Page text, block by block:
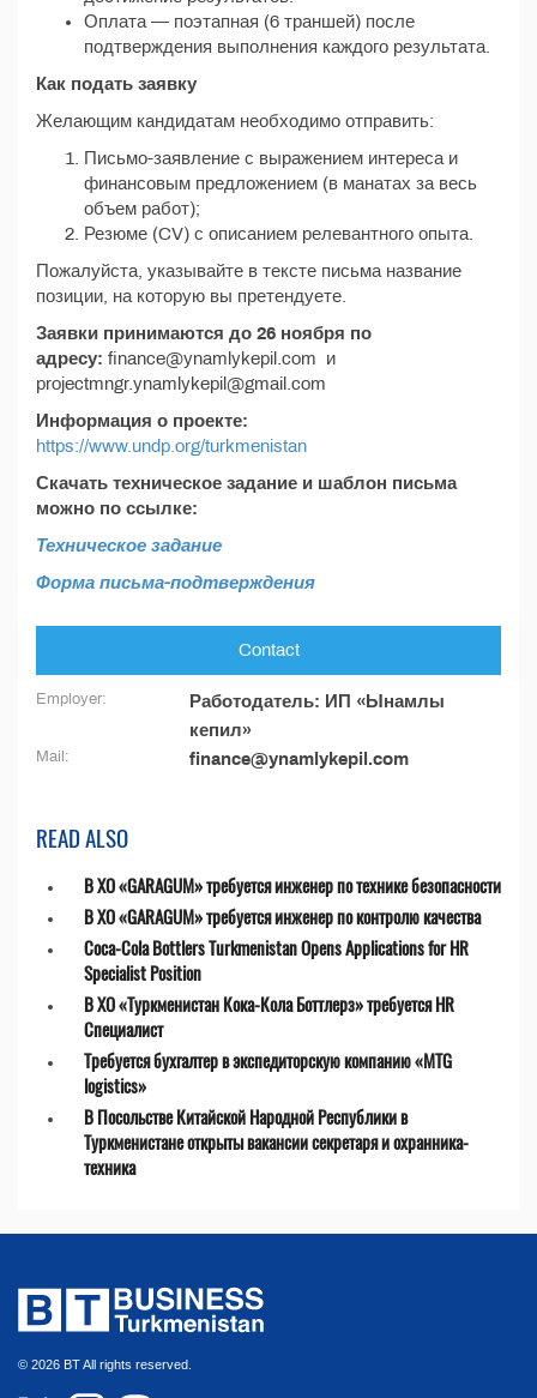
Оплата — поэтапная (6 траншей) после
подтверждения выполнения каждого результата.
Как подать заявку
Желающим кандидатам необходимо отправить:
Письмо-заявление с выражением интереса и
финансовым предложением (в манатах за весь
объем работ);
Резюме (CV) с описанием релевантного опыта.
Пожалуйста, указывайте в тексте письма название
позиции, на которую вы претендуете.
Заявки принимаются до 26 ноября по
адресу: finance@ynamlykepil.com и
projectmngr.ynamlykepil@gmail.com
Информация о проекте:
https://www.undp.org/turkmenistan
Скачать техническое задание и шаблон письма
можно по ссылке:
Техническое задание
Форма письма-подтверждения
Contact
Employer:
Работодатель: ИП «Ынамлы
кепил»
Mail: finance@ynamlykepil.com
READ ALSO
В ХО «GARAGUM» требуется инженер по технике безопасности
В ХО «GARAGUM» требуется инженер по контролю качества
Coca-Cola Bottlers Turkmenistan Opens Applications for HR
Specialist Position
В ХО «Туркменистан Кока-Кола Боттлерз» требуется HR
Специалист
Требуется бухгалтер в экспедиторскую компанию «MTG
logistics»
В Посольстве Китайской Народной Республики в
Туркменистане открыты вакансии секретаря и охранника-
техника
© 2026 BT All rights reserved.